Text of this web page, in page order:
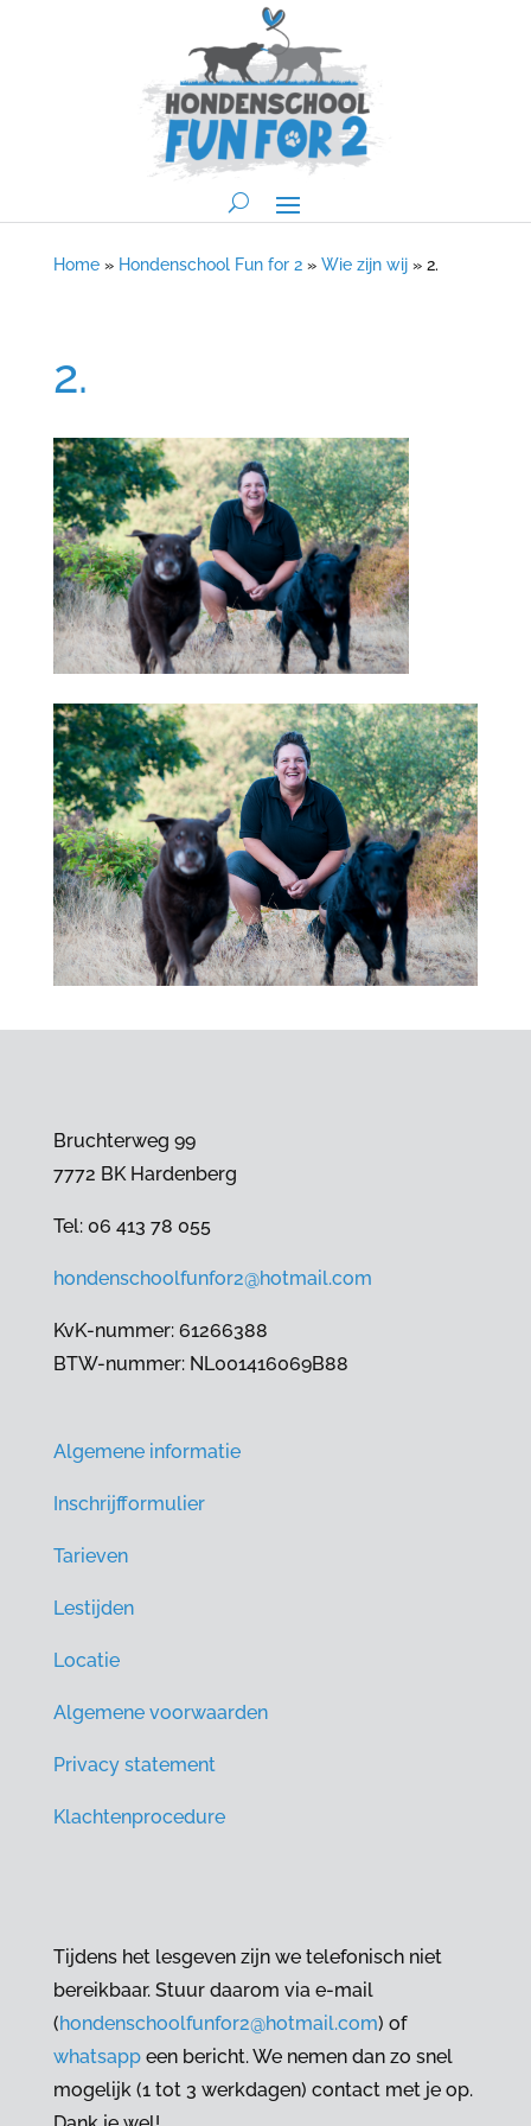
Home» Hondenschool Fun for 2» Wie zijn wij» 2.
2.
Bruchterweg 99
7772 BK Hardenberg
Tel: 06 413 78 055
hondenschoolfunfor2@hotmail.com
KvK-nummer: 61266388
BTW-nummer: NL001416069B88
Algemene informatie
Inschrijfformulier
Tarieven
Lestijden
Locatie
Algemene voorwaarden
Privacy statement
Klachtenprocedure
Tijdens het lesgeven zijn we telefonisch niet
bereikbaar. Stuur daarom via e-mail
(hondenschoolfunfor2@hotmail.com) of
whatsappeen bericht. We nemen dan zo snel
mogelijk (1 tot 3 werkdagen) contact met je op.